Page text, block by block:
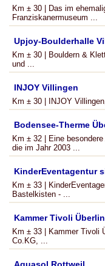
Km ± 30 | Das im
Franziskanermuseum ...
Upjoy-Boulderhalle
Km ± 30 | Bouldern &
und ...
INJOY Villingen
Km ± 30 | INJOY
Bodensee-Therme
Km ± 32 | Eine
die im Jahr 2003 ...
KinderEventagentur
Km ± 33 |
Bastelkisten - ...
Kammer Tivoli
Km ± 33 | Kammer Tivoli
Co.KG, ...